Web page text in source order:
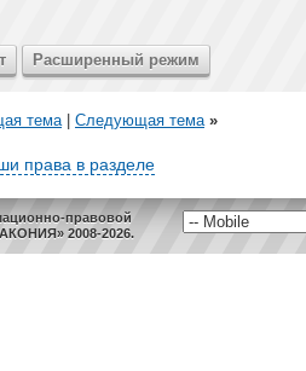
тема| Следующая тема »
права в разделе
правовой
2008-2026.